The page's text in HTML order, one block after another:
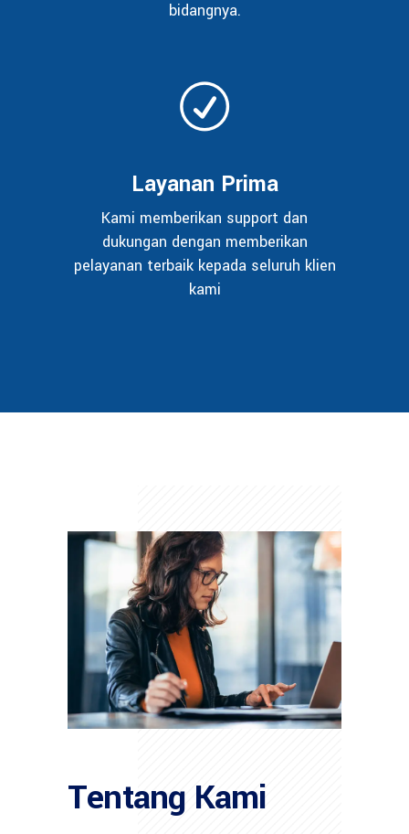
bidangnya.
Layanan Prima
Kami memberikan support dan
dukungan dengan memberikan
pelayanan terbaik kepada seluruh klien
kami
Tentang Kami